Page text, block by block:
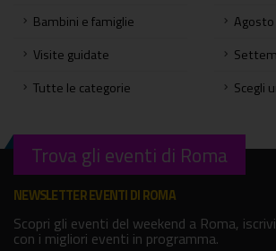
Bambini e famiglie
Visite guidate
Tutte le categorie
Agosto
Scegli
Trova gli eventi di Roma
NEWSLETTER EVENTI DI ROMA
Scopri gli eventi del weekend a Roma,
con i migliori eventi in programma.